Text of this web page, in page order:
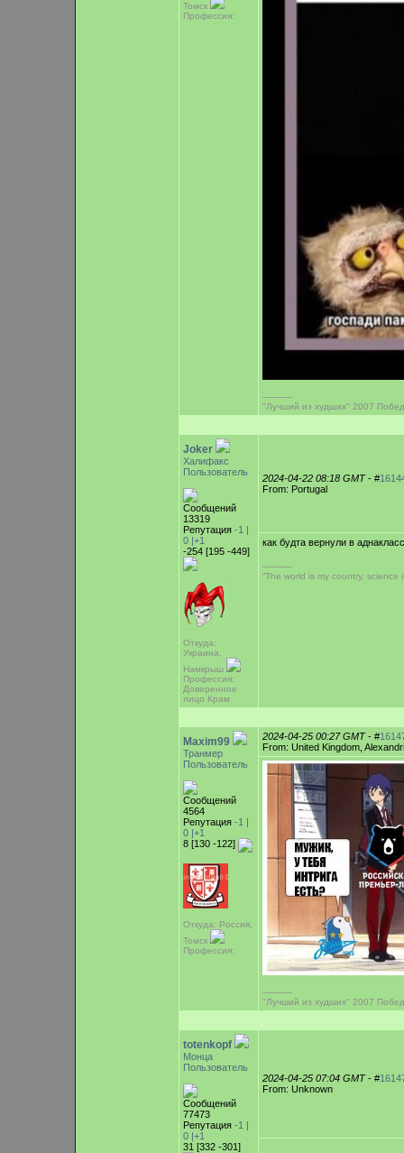
Томск
Профессия:
-----------
"Лучший из худших" 2007
Joker
Халифакс
Пользователь
Сообщений
13319
Репутация -1 |
0 |+1
-254 [195 -449]
Откуда:
Украина,
Намкрыш
Профессия:
Доверенное
лицо Крам
2024-04-22 08:18 GMT- #
From: Portugal
как будта вернули в
-----------
“The world is my country, science
Maxim99
Транмер
Пользователь
Сообщений
4564
Репутация -1 |
0 |+1
8 [130 -122]
Откуда: Россия,
Томск
Профессия:
2024-04-25 00:27 GMT- #
From: United Kingdom,
-----------
"Лучший из худших" 2007
totenkopf
Монца
Пользователь
Сообщений
77473
Репутация -1 |
0 |+1
31 [332 -301]
2024-04-25 07:04 GMT- #
From: Unknown